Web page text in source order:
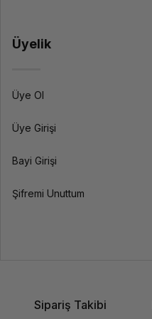
Üyelik
Üye Ol
Üye Girişi
Bayi Girişi
Şifremi Unuttum
Sipariş Takibi